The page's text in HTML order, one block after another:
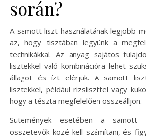
során?
A samott liszt használatának legjobb
az, hogy tisztában legyünk a
technikákkal. Az anyag sajátos
lisztekkel való kombinációra lehet
állagot és ízt elérjük. A samott
lisztekkel, például rizsliszttel vagy
hogy a tészta megfelelően összeálljon.
Sütemények esetében a
összetevők közé kell számítani, és